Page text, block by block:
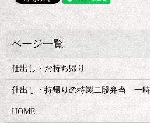
仕出し・お持ち帰り
仕出し・持帰りの特製二段弁当 一
HOME